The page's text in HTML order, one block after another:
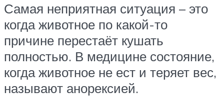
Самая неприятная ситуация – это
когда животное по какой-то
причине перестаёт кушать
полностью. В медицине состояние,
когда животное не ест и теряет вес,
называют анорексией.